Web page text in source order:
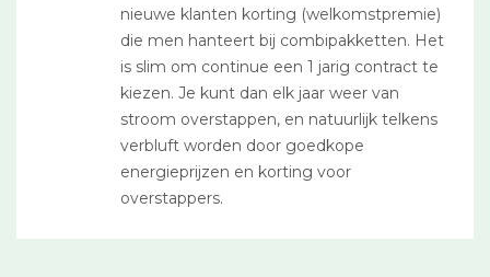
nieuwe klanten korting (welkomstpremie)
die men hanteert bij combipakketten. Het
is slim om continue een 1 jarig contract te
kiezen. Je kunt dan elk jaar weer van
stroom overstappen, en natuurlijk telkens
verbluft worden door goedkope
energieprijzen en korting voor
overstappers.